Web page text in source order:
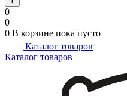
0
0
0 В корзине пока пусто
Каталог товаров
Каталог товаров